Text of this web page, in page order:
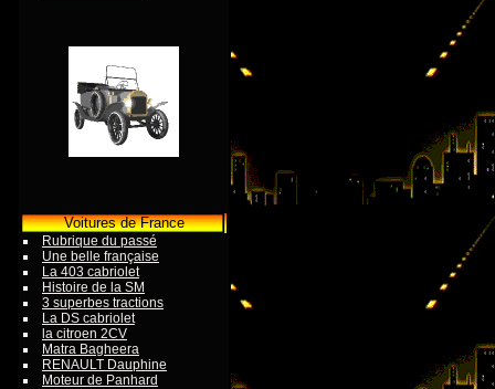
Voitures de France
Rubrique du passé
Une belle française
La 403 cabriolet
Histoire de la SM
3 superbes tractions
La DS cabriolet
la citroen 2CV
Matra Bagheera
RENAULT Dauphine
Moteur de Panhard